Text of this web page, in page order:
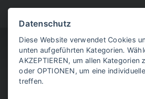
Datenschutz
Diese Website verwendet Cookies
unten aufgeführten Kategorien.
AKZEPTIEREN, um allen Kategorien
oder OPTIONEN, um eine
treffen.